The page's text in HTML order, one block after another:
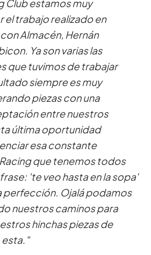
Club estamos muy
trabajo realizado en
Almacén, Hernán
Ya son varias las
que tuvimos de trabajar
siempre es muy
piezas con una
entre nuestros
última oportunidad
esa constante
que tenemos todos
'te veo hasta en la sopa'
perfección. Ojalá podamos
nuestros caminos para
hinchas piezas de